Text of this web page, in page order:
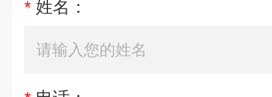
* 姓名：